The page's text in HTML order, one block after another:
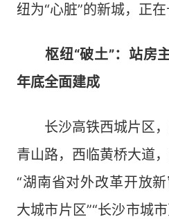
纽为“心脏”的新城，正
枢纽“破土”：站房
年底全面建成
长沙高铁西城片区，
青山路，西临黄桥大道
“湖南省对外改革开放
大城市片区”“长沙市城